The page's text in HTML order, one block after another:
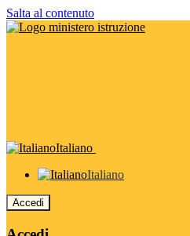
Salta al contenuto
Italiano
Italiano
Accedi